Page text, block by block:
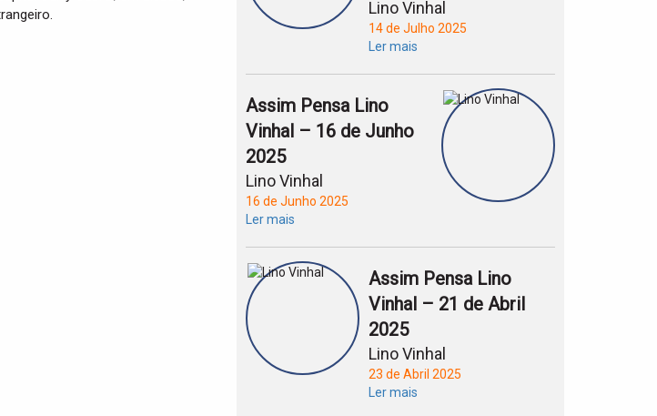
Lino Vinhal
14 de Julho 2025
Ler mais
Assim Pensa Lino
Vinhal – 16 de Junho
2025
Lino Vinhal
16 de Junho 2025
Ler mais
Assim Pensa Lino
Vinhal – 21 de Abril
2025
Lino Vinhal
23 de Abril 2025
Ler mais